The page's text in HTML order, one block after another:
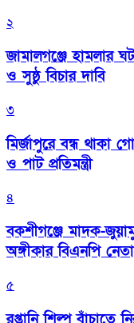
২
জামালগঞ্জে হামলার
ও সুষ্ঠু বিচার দাবি
৩
মির্জাপুরে বন্ধ থাকা
ও পাট প্রতিমন্ত্রী
৪
বকশীগঞ্জে মাদক-
অঙ্গীকার বিএনপি
৫